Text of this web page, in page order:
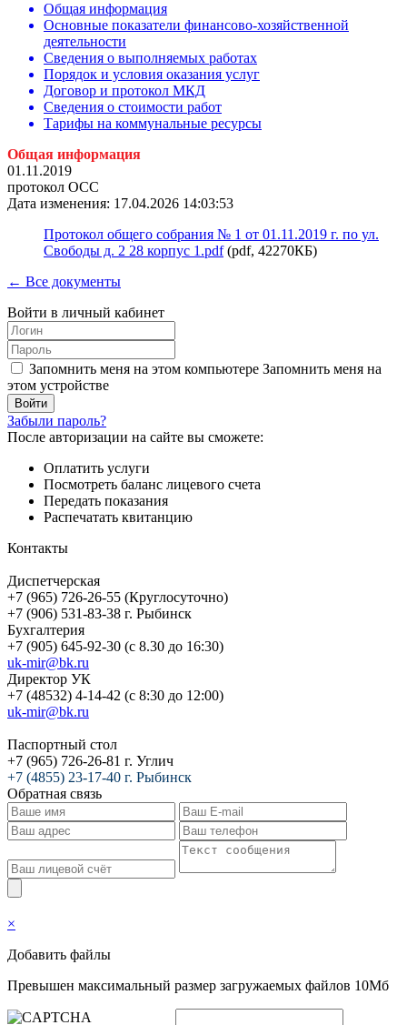
Общая информация
Основные показатели финансово-хозяйственной
деятельности
Сведения о выполняемых работах
Порядок и условия оказания услуг
Договор и протокол МКД
Сведения о стоимости работ
Тарифы на коммунальные ресурсы
Общая информация
01.11.2019
протокол ОСС
Дата изменения: 17.04.2026 14:03:53
Протокол общего собрания № 1 от 01.11.2019 г. по ул.
Свободы д. 2 28 корпус 1.pdf(pdf, 42270КБ)
← Все документы
Войти в личный кабинет
Запомнить меня на этом компьютере Запомнить меня на
этом устройстве
Забыли пароль?
После авторизации на сайте вы сможете:
Оплатить услуги
Посмотреть баланс лицевого счета
Передать показания
Распечатать квитанцию
Контакты
Диспетчерская
+7 (965) 726-26-55 (Круглосуточно)
+7 (906) 531-83-38 г. Рыбинск
Бухгалтерия
+7 (905) 645-92-30 (с 8.30 до 16:30)
uk-mir@bk.ru
Директор УК
+7 (48532) 4-14-42 (с 8:30 до 12:00)
uk-mir@bk.ru
Паспортный стол
+7 (965) 726-26-81 г. Углич
+7 (4855) 23-17-40 г. Рыбинск
Обратная связь
×
Добавить файлы
Превышен максимальный размер загружаемых файлов 10Мб